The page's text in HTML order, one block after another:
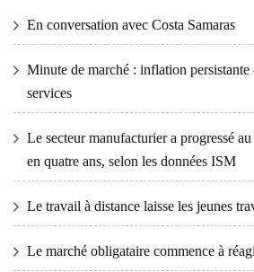
En conversation avec Costa Samaras
Minute de marché : inflation persistante
services
Le secteur manufacturier a progressé
en quatre ans, selon les données ISM
Le travail à distance laisse les jeunes
Le marché obligataire commence à